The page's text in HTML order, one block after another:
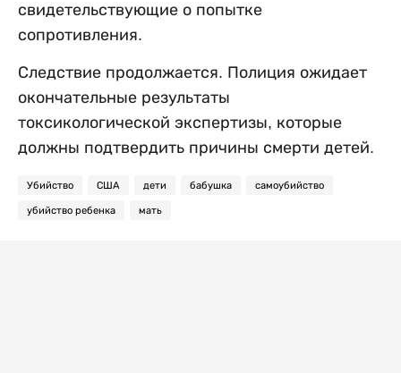
свидетельствующие о попытке
сопротивления.
Следствие продолжается. Полиция ожидает
окончательные результаты
токсикологической экспертизы, которые
должны подтвердить причины смерти детей.
Убийство США дети бабушка самоубийство
убийство ребенка мать